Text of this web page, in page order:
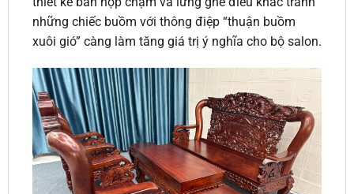
những chiếc buồm với thông điệp “thuận buồm
xuôi gió” càng làm tăng giá trị ý nghĩa cho bộ salon.